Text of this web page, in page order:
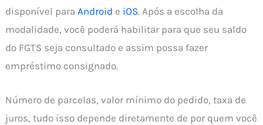
disponível paraAndroid e iOS. Após a escolha da
modalidade, você poderá habilitar para que seu saldo
do FGTS seja consultado e assim possa fazer
empréstimo consignado.
Número de parcelas, valor mínimo do pedido, taxa de
juros, tudo isso depende diretamente de por quem você